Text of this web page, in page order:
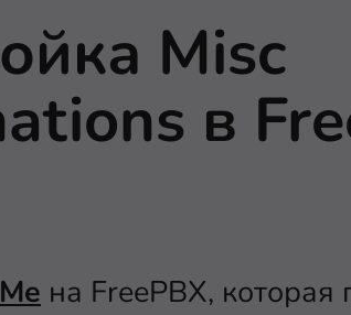
Misc
в
на FreePBX, которая